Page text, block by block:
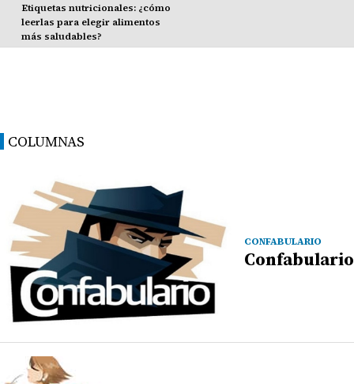
Etiquetas nutricionales: ¿cómo
leerlas para elegir alimentos
más saludables?
COLUMNAS
CONFABULARIO
Confabulario